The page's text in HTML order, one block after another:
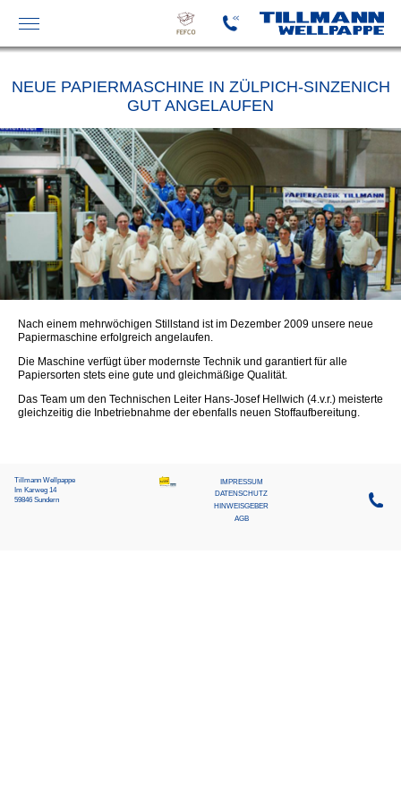
NEUE PAPIERMASCHINE IN ZÜLPICH-SINZENICH
GUT ANGELAUFEN
Nach einem mehrwöchigen Stillstand ist im Dezember 2009 unsere neue
Papiermaschine erfolgreich angelaufen.
Die Maschine verfügt über modernste Technik und garantiert für alle
Papiersorten stets eine gute und gleichmäßige Qualität.
Das Team um den Technischen Leiter Hans-Josef Hellwich (4.v.r.) meisterte
gleichzeitig die Inbetriebnahme der ebenfalls neuen Stoffaufbereitung.
Tillmann Wellpappe
Im Karweg 14
59846 Sundern
IMPRESSUM
DATENSCHUTZ
HINWEISGEBER
AGB
MEIN SUNDERN
FEFCO-
KATALOG